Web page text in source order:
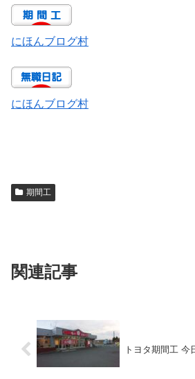
にほんブログ村
にほんブログ村
期間工
関連記事
トヨタ期間工 今